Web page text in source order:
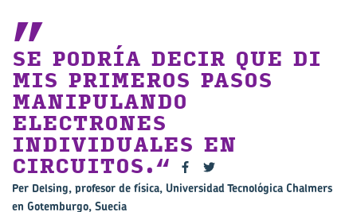
SE PODRÍA DECIR QUE DI
MIS PRIMEROS PASOS
MANIPULANDO
ELECTRONES
INDIVIDUALES EN
CIRCUITOS.
Per Delsing, profesor de física, Universidad Tecnológica Chalmers
en Gotemburgo, Suecia